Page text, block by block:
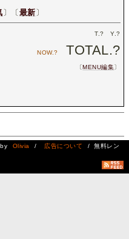
〕〔最新〕
T.? Y.?
NOW.? TOTAL.?
〔MENU編集〕
Olivia / 広告について
/ 無料レン